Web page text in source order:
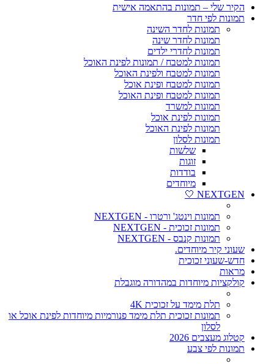
הקיר שלי – תמונות בהתאמה אישית
תמונות לפי חדר
תמונות לחדר השינה
תמונות לחדר שינה
תמונות לחדרי ילדים
תמונות למטבח / תמונות לפינת האוכל
תמונות למטבח ולפינת האוכל
תמונות למטבח ופינת אוכל
תמונות למטבח ופינת האוכל
תמונות למשרד
תמונות לפינת אוכל
תמונות לפינת האוכל
תמונות לסלון
שלשות
זוגות
בודדות
מיוחדים
NEXTGEN 🤍
תמונות וינטג' ורטרו - NEXTGEN
תמונות זכוכית - NEXTGEN
תמונות קנבס - NEXTGEN
שעוני קיר מיוחדים.
חדש-שעוני זכוכית
מראות
קולקציות מיוחדות במהדורה מוגבלת
תלת מימד על זכוכית 4K
תמונות זכוכית תלת מימד פנורמיות מיוחדות לפינת אוכל או
לסלון
קטלוג מעצבים 2026
תמונות לפי צבע